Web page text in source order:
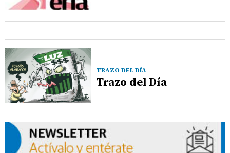
TRAZO DEL DÍA
Trazo del Día